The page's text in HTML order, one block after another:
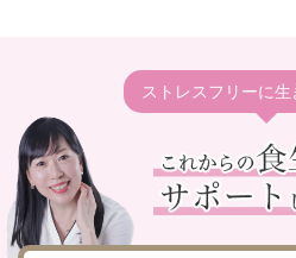
ストレスフリーに生